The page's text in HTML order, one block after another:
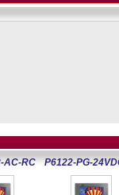
AC-RC P6122-PG-